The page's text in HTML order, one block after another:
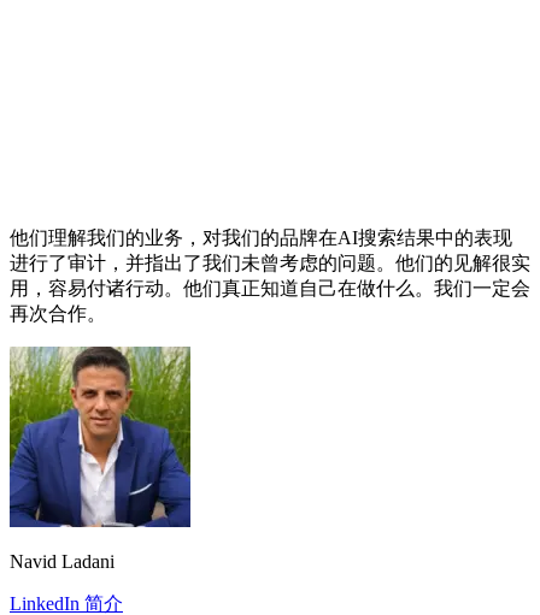
他们理解我们的业务，对我们的品牌在AI搜索结果中的表现
进行了审计，并指出了我们未曾考虑的问题。他们的见解很实
用，容易付诸行动。他们真正知道自己在做什么。我们一定会
再次合作。
Navid Ladani
LinkedIn 简介